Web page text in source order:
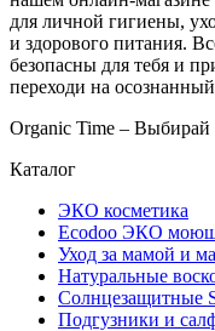
для личной гигиены,
и здорового питания.
безопасны для тебя и
переходи на
Organic Time –
Каталог
ЭКО косметика
Ecodoo ЭКО
Уход за мамой и
Натуральные
Солнцезащитные
Подгузники и